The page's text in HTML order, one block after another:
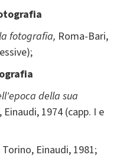
fotografia, Roma-Bari,
della sua
Einaudi, 1974 (capp. I e
Torino, Einaudi, 1981;